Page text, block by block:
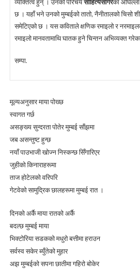
व्यक्तित्व हुन् । उनको परिचयसाहित्यसागरका
छ । यहाँ भने उनको मुम्बईको तातो, नैनीतालको चिसो
समेटिएको छ । यस कविताले क्षणिक रमाइलो र
रमाइलो मानवतामाथि घातक हुने चिन्तन अभिव्यक्त
सम्पा.
मूल्यअनुसार माया पोख्छ
स्वागत गर्छ
असङ्ख्य सुन्दरता पोतेर मुम्बई साँझमा
जब असन्तुष्ट हुन्छ
नयाँ पाउभाजी खोज्न निस्कन्छ सिँगारिएर
जुहीको किनाराहरूमा
ताज होटेलको वरिपरि
गेटवेको सामुद्रिक छालहरूमा मुम्बई रात ।
दिनको अर्कै माया रातको अर्कै
बदल्छ मुम्बई माया
भिक्टोरिया सडकको मधुरो बत्तीमा हराउन
सर्वस्व सकेर ब्युँतेको मुहार
अझ मुम्बईको सपना छातीमा गहिरो बोकेर